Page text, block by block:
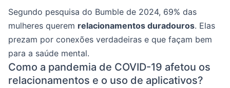
Segundo pesquisa do Bumble de 2024, 69% das
mulheres querem relacionamentos duradouros. Elas
prezam por conexões verdadeiras e que façam bem
para a saúde mental.
Como a pandemia de COVID-19 afetou os
relacionamentos e o uso de aplicativos?